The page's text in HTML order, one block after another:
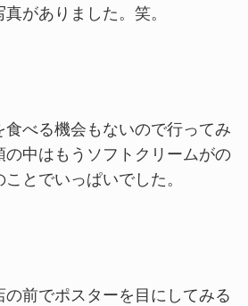
がありました。笑。
べる機会もないので行ってみ
の中はもうソフトクリームがの
とでいっぱいでした。
の前でポスターを目にしてみる